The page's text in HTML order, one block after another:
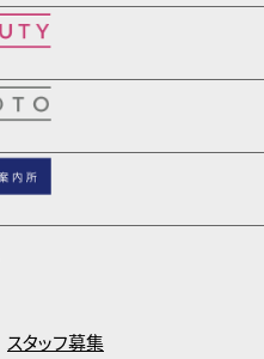
スタッフ募集